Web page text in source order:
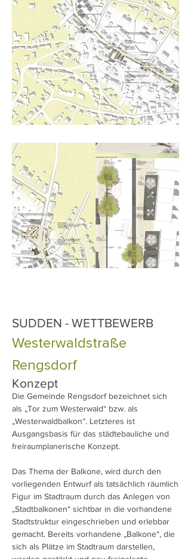
SUDDEN - WETTBEWERB
Westerwaldstraße
Rengsdorf
Konzept
Die Gemeinde Rengsdorf bezeichnet sich
als „Tor zum Westerwald“ bzw. als
„Westerwaldbalkon“. Letzteres ist
Ausgangsbasis für das städtebauliche und
freiraumplanerische Konzept.
Das Thema der Balkone, wird durch den
vorliegenden Entwurf als tatsächlich räumlich
Figur im Stadtraum durch das Anlegen von
„Stadtbalkonen“ sichtbar in die vorhandene
Stadtstruktur eingeschrieben und erlebbar
gemacht. Bereits vorhandene „Balkone“, die
sich als Plätze im Stadtraum darstellen,